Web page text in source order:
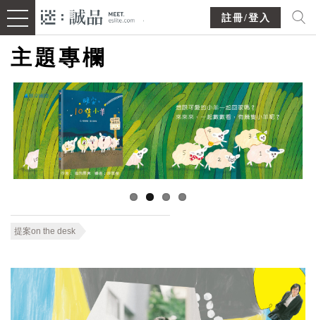
註冊/登入
主題專欄
提案on the desk